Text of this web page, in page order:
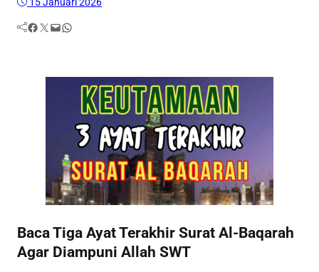
Facebook Twitter Mail WhatsApp
Baca Tiga Ayat Terakhir Surat Al-Baqarah
Agar Diampuni Allah SWT